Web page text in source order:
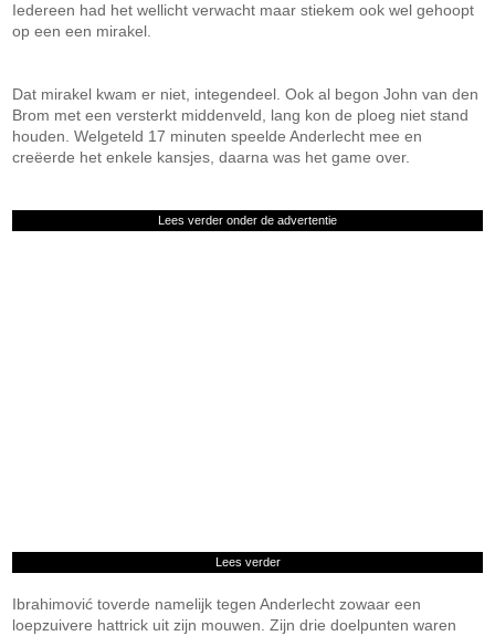
Iedereen had het wellicht verwacht maar stiekem ook wel gehoopt
op een een mirakel.
Dat mirakel kwam er niet, integendeel. Ook al begon John van den
Brom met een versterkt middenveld, lang kon de ploeg niet stand
houden. Welgeteld 17 minuten speelde Anderlecht mee en
creëerde het enkele kansjes, daarna was het game over.
Lees verder onder de advertentie
Lees verder
Ibrahimović toverde namelijk tegen Anderlecht zowaar een
loepzuivere hattrick uit zijn mouwen. Zijn drie doelpunten waren